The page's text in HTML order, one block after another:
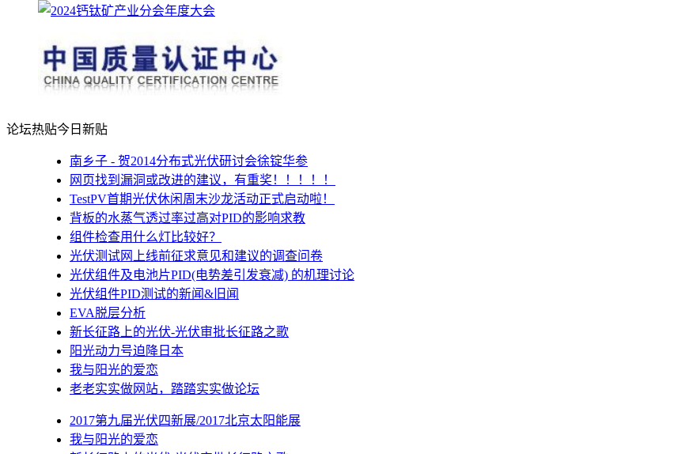
论坛热贴今日新贴
南乡子 - 贺2014分布式光伏研讨会徐锭华参
网页找到漏洞或改进的建议，有重奖！！！！！
TestPV首期光伏休闲周末沙龙活动正式启动啦！
背板的水蒸气透过率过高对PID的影响求教
组件检查用什么灯比较好？
光伏测试网上线前征求意见和建议的调查问卷
光伏组件及电池片PID(电势差引发衰减) 的机理讨论
光伏组件PID测试的新闻&旧闻
EVA脱层分析
新长征路上的光伏-光伏审批长征路之歌
阳光动力号迫降日本
我与阳光的爱恋
老老实实做网站，踏踏实实做论坛
2017第九届光伏四新展/2017北京太阳能展
我与阳光的爱恋